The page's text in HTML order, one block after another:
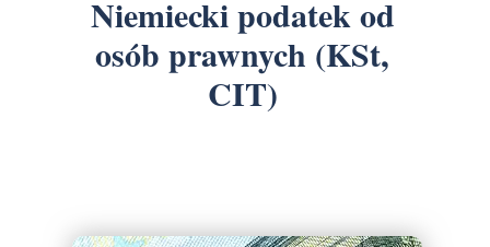
Niemiecki podatek od
osób prawnych (KSt,
CIT)